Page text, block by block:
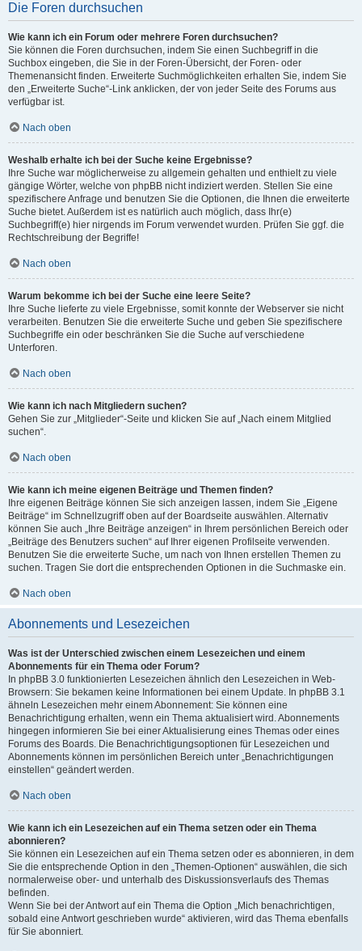
Die Foren durchsuchen
Wie kann ich ein Forum oder mehrere Foren durchsuchen?
Sie können die Foren durchsuchen, indem Sie einen Suchbegriff in die
Suchbox eingeben, die Sie in der Foren-Übersicht, der Foren- oder
Themenansicht finden. Erweiterte Suchmöglichkeiten erhalten Sie, indem Sie
den „Erweiterte Suche“-Link anklicken, der von jeder Seite des Forums aus
verfügbar ist.
Nach oben
Weshalb erhalte ich bei der Suche keine Ergebnisse?
Ihre Suche war möglicherweise zu allgemein gehalten und enthielt zu viele
gängige Wörter, welche von phpBB nicht indiziert werden. Stellen Sie eine
spezifischere Anfrage und benutzen Sie die Optionen, die Ihnen die erweiterte
Suche bietet. Außerdem ist es natürlich auch möglich, dass Ihr(e)
Suchbegriff(e) hier nirgends im Forum verwendet wurden. Prüfen Sie ggf. die
Rechtschreibung der Begriffe!
Nach oben
Warum bekomme ich bei der Suche eine leere Seite?
Ihre Suche lieferte zu viele Ergebnisse, somit konnte der Webserver sie nicht
verarbeiten. Benutzen Sie die erweiterte Suche und geben Sie spezifischere
Suchbegriffe ein oder beschränken Sie die Suche auf verschiedene
Unterforen.
Nach oben
Wie kann ich nach Mitgliedern suchen?
Gehen Sie zur „Mitglieder“-Seite und klicken Sie auf „Nach einem Mitglied
suchen“.
Nach oben
Wie kann ich meine eigenen Beiträge und Themen finden?
Ihre eigenen Beiträge können Sie sich anzeigen lassen, indem Sie „Eigene
Beiträge“ im Schnellzugriff oben auf der Boardseite auswählen. Alternativ
können Sie auch „Ihre Beiträge anzeigen“ in Ihrem persönlichen Bereich oder
„Beiträge des Benutzers suchen“ auf Ihrer eigenen Profilseite verwenden.
Benutzen Sie die erweiterte Suche, um nach von Ihnen erstellen Themen zu
suchen. Tragen Sie dort die entsprechenden Optionen in die Suchmaske ein.
Nach oben
Abonnements und Lesezeichen
Was ist der Unterschied zwischen einem Lesezeichen und einem
Abonnements für ein Thema oder Forum?
In phpBB 3.0 funktionierten Lesezeichen ähnlich den Lesezeichen in Web-
Browsern: Sie bekamen keine Informationen bei einem Update. In phpBB 3.1
ähneln Lesezeichen mehr einem Abonnement: Sie können eine
Benachrichtigung erhalten, wenn ein Thema aktualisiert wird. Abonnements
hingegen informieren Sie bei einer Aktualisierung eines Themas oder eines
Forums des Boards. Die Benachrichtigungsoptionen für Lesezeichen und
Abonnements können im persönlichen Bereich unter „Benachrichtigungen
einstellen“ geändert werden.
Nach oben
Wie kann ich ein Lesezeichen auf ein Thema setzen oder ein Thema
abonnieren?
Sie können ein Lesezeichen auf ein Thema setzen oder es abonnieren, in dem
Sie die entsprechende Option in den „Themen-Optionen“ auswählen, die sich
normalerweise ober- und unterhalb des Diskussionsverlaufs des Themas
befinden.
Wenn Sie bei der Antwort auf ein Thema die Option „Mich benachrichtigen,
sobald eine Antwort geschrieben wurde“ aktivieren, wird das Thema ebenfalls
für Sie abonniert.